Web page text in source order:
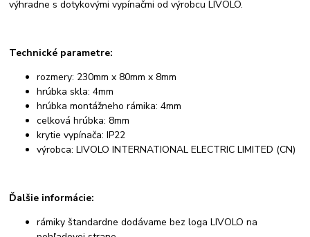
výhradne s dotykovými vypínačmi od výrobcu LIVOLO.
Technické parametre:
rozmery: 230mm x 80mm x 8mm
hrúbka skla: 4mm
hrúbka montážneho rámika: 4mm
celková hrúbka: 8mm
krytie vypínača: IP22
výrobca: LIVOLO INTERNATIONAL ELECTRIC LIMITED (CN)
Ďalšie informácie:
rámiky štandardne dodávame bez loga LIVOLO na